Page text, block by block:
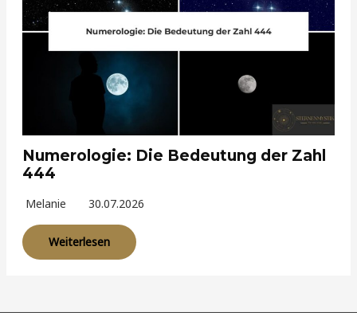
Numerologie: Die Bedeutung der Zahl
444
Melanie 30.07.2026
Weiterlesen